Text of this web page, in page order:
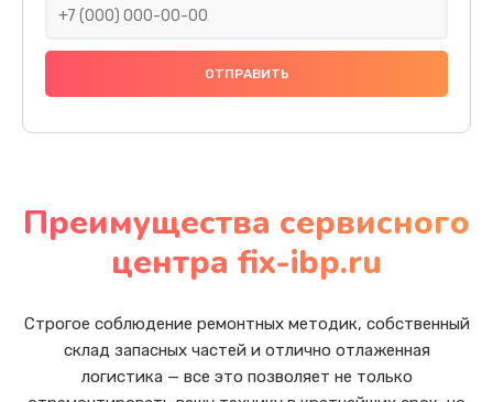
Преимущества сервисного
центра fix-ibp.ru
Строгое соблюдение ремонтных методик, собственный
склад запасных частей и отлично отлаженная
логистика — все это позволяет не только